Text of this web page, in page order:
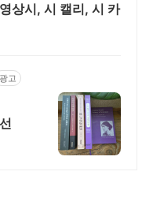
상시, 시 캘리, 시 카
광고
필독도서 5선